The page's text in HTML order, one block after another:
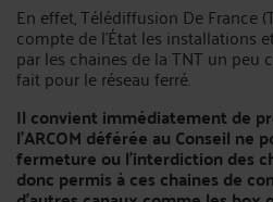
En effet, Télédiffusion De France
compte de l’État les installations
par les chaines de la TNT un peu
fait pour le réseau ferré.
Il convient immédiatement de
l’ARCOM déférée au Conseil
fermeture ou l’interdiction des
donc permis à ces chaines de